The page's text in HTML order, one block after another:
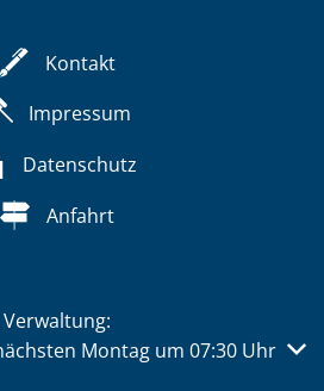
Kontakt
Impressum
Datenschutz
Anfahrt
Verwaltung:
oder Schließzeiten
Montag um 07:30 Uhr